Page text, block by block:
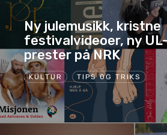
KULTUR TIPS OG TRIKS
Ny julemusikk, kristne
festivalvideoer, ny
prester på NRK